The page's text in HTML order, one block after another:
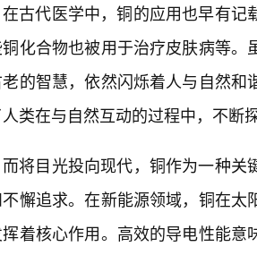
在古代医学中，铜的应用也早有记
化合物也被用于治疗皮肤病等
的智慧，依然闪烁着人与自然
类在与自然互动的过程中，不断
而将目光投向现代，铜作为一种
懈追求。在新能源领域，铜在
着核心作用。高效的导电性能